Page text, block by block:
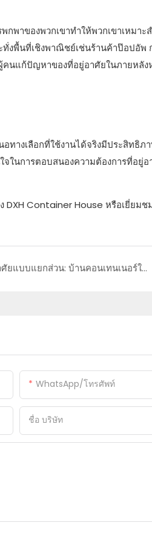
พาของพวกเขาทำให้พวกเขาเหมาะ
งพื้นที่เชิงพาณิชย์เช่นร้านค้าป๊อปอัพ
คนแก้ปัญหาของที่อยู่อาศัยในภายหลัง
ทางเลือกที่ใช้งานได้จริงมีประสิทธิภ
จในการตอบสนองความต้องการที่อยู่
Container House หรือเยี่ยมช
อนาคตของที่อยู่อาศัยแบบแยกส่วน: บ้านคอนเทนเนอร์ในโรงงานอพยพ
WhatsApp/โทรศัพท์
ชื่อ บริษัท